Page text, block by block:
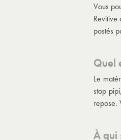
Vous
Revitive
postés
Quel
Le
stop
repose.
À qui